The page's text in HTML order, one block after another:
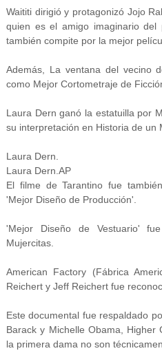
Waititi dirigió y protagonizó Jojo
quien es el amigo imaginario del
también compite por la mejor
Además, La ventana del vecino
como Mejor Cortometraje de
Laura Dern ganó la estatuilla por
su interpretación en Historia de un
Laura Dern.
Laura Dern.AP
El filme de Tarantino fue
'Mejor Diseño de Producción'.
'Mejor Diseño de Vestuario'
Mujercitas.
American Factory (Fábrica
Reichert y Jeff Reichert fue
Este documental fue respaldado
Barack y Michelle Obama,
la primera dama no son